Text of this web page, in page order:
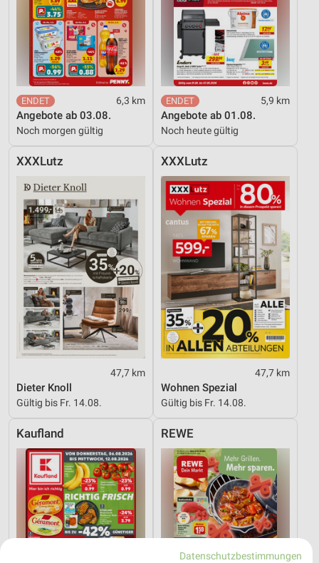
6,3 km
Angebote ab 03.08.
Noch morgen gültig
5,9 km
Angebote ab 01.08.
Noch heute gültig
XXXLutz
47,7 km
Dieter Knoll
Gültig bis Fr. 14.08.
XXXLutz
47,7 km
Wohnen Spezial
Gültig bis Fr. 14.08.
Kaufland REWE
Datenschutzbestimmungen